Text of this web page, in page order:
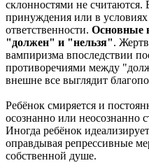
склонностями не
принуждения или в
ответственности. Основные
"должен" и "нельзя".
вампиризма впоследствии
противоречиями между
внешне все выглядит
Ребёнок смиряется и
осознанно или неосознанно
Иногда ребёнок
оправдывая репрессивные
собственной душе.